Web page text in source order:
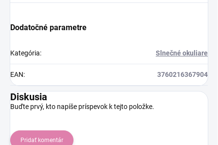
Dodatočné parametre
Kategória: Slnečné okuliare
EAN: 3760216367904
Diskusia
Buďte prvý, kto napíše príspevok k tejto položke.
Pridať komentár